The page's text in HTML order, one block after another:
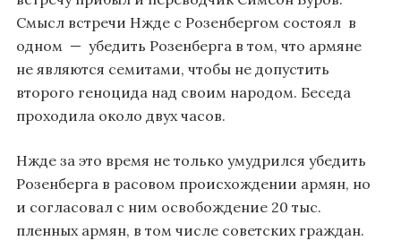
Смысл встречи Нжде с Розенбергом состоял в
одном — убедить Розенберга в том, что армяне
не являются семитами, чтобы не допустить
второго геноцида над своим народом. Беседа
проходила около двух часов.
Нжде за это время не только умудрился убедить
Розенберга в расовом происхождении армян, но
и согласовал с ним освобождение 20 тыс.
пленных армян, в том числе советских граждан.